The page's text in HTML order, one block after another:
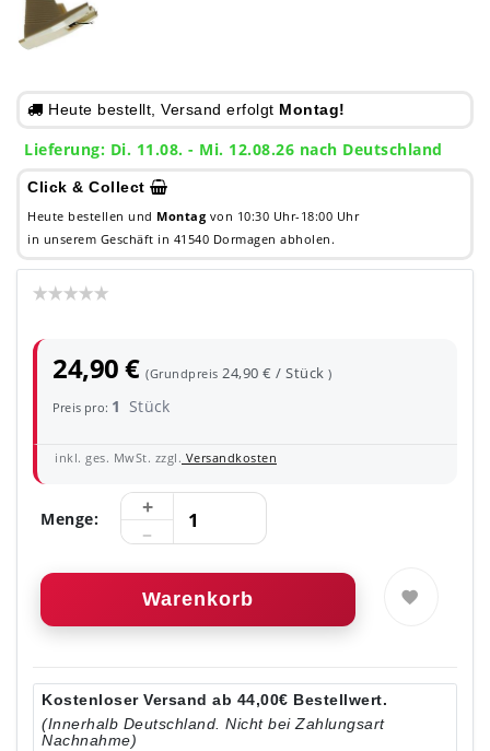
Heute bestellt, Versand erfolgt Montag!
Lieferung: Di. 11.08. - Mi. 12.08.26 nach Deutschland
Click & Collect
Heute bestellen und Montag von 10:30 Uhr-18:00 Uhr
in unserem Geschäft in 41540 Dormagen abholen.
24,90 €(Grundpreis24,90 € / Stück)
Preis pro: 1 Stück
inkl. ges. MwSt. zzgl. Versandkosten
Menge:
Warenkorb
Kostenloser Versand ab 44,00€ Bestellwert.
(Innerhalb Deutschland. Nicht bei Zahlungsart
Nachnahme)